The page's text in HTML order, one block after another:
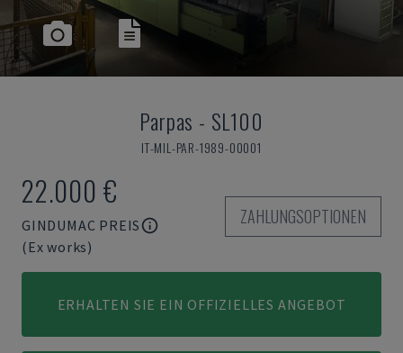
Parpas - SL100
IT-MIL-PAR-1989-00001
22.000 €
GINDUMAC PREIS
(Ex works)
ZAHLUNGSOPTIONEN
ERHALTEN SIE EIN OFFIZIELLES ANGEBOT